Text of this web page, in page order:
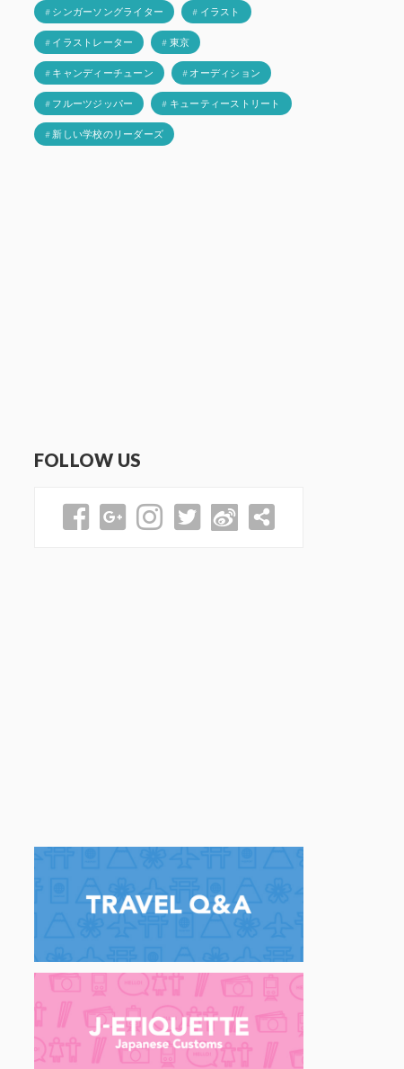
# シンガーソングライター # イラスト
# イラストレーター # 東京
# キャンディーチューン # オーディション
# フルーツジッパー # キューティーストリート
# 新しい学校のリーダーズ
FOLLOW US